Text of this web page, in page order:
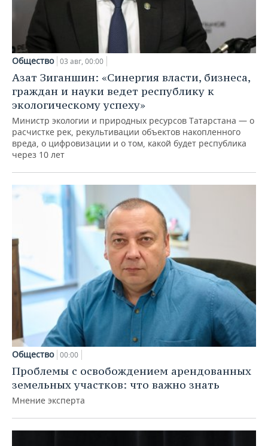
Общество 03 авг, 00:00
Азат Зиганшин: «Синергия власти, бизнеса,
граждан и науки ведет республику к
экологическому успеху»
Министр экологии и природных ресурсов Татарстана — о
расчистке рек, рекультивации объектов накопленного
вреда, о цифровизации и о том, какой будет республика
через 10 лет
Общество 00:00
Проблемы с освобождением арендованных
земельных участков: что важно знать
Мнение эксперта